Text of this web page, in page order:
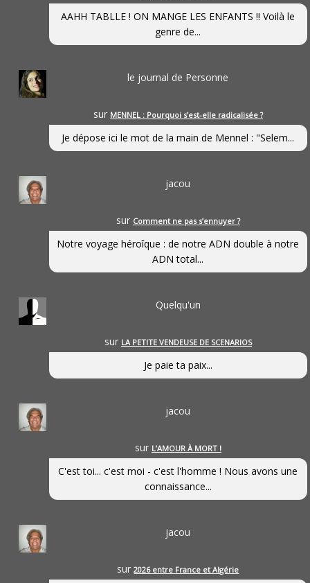
AAHH TABLLE ! ON MANGE LES ENFANTS !! Voilà le
genre de...
le journal de Personne
sur MENNEL : Pourquoi s’est-elle radicalisée ?
Je dépose ici le mot de la main de Mennel : "Selem...
jacou
sur Comment ne pas s’ennuyer ?
Notre voyage héroîque : de notre ADN double à notre
ADN total...
Quelqu'un
sur LA PETITE VENDEUSE DE SCENARIOS
Je paie ta paix...
jacou
sur L’AMOUR À MORT !
C'est toi... c'est moi - c'est l'homme ! Nous avons une
connaissance...
jacou
sur2026 entre France et Algérie